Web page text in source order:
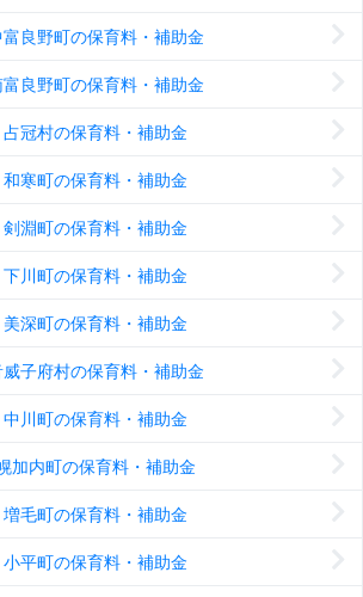
富良野町の保育料・補助金
富良野町の保育料・補助金
占冠村の保育料・補助金
和寒町の保育料・補助金
剣淵町の保育料・補助金
下川町の保育料・補助金
美深町の保育料・補助金
威子府村の保育料・補助金
中川町の保育料・補助金
加内町の保育料・補助金
増毛町の保育料・補助金
小平町の保育料・補助金